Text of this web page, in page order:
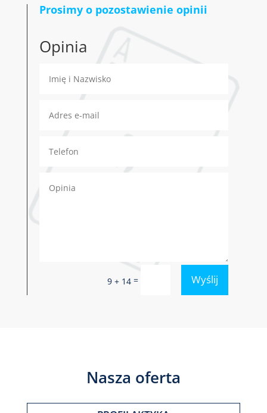
Prosimy o pozostawienie opinii
Opinia
9 + 14 = Wyślij
Nasza oferta